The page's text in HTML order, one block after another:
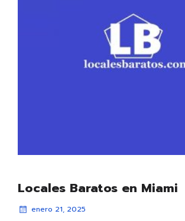
Locales Baratos en Miami
enero 21, 2025